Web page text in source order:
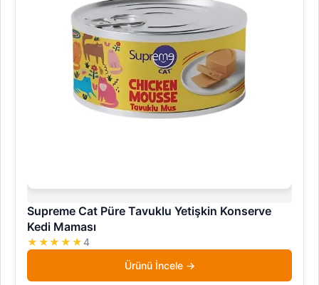
Supreme Cat Püre Tavuklu Yetişkin Konserve
Kedi Maması
★★★★★4
Ürünü İncele